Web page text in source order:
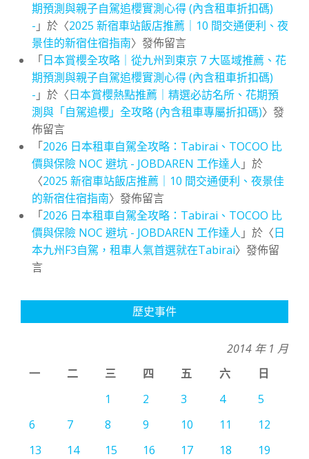
期預測與親子自駕追櫻實測心得 (內含租車折扣碼)
- 」於〈2025 新宿車站飯店推薦｜10 間交通便利、夜
景佳的新宿住宿指南〉發佈留言
「日本賞櫻全攻略｜從九州到東京 7 大區域推薦、花
期預測與親子自駕追櫻實測心得 (內含租車折扣碼)
- 」於〈日本賞櫻熱點推薦｜精選必訪名所、花期預
測與「自駕追櫻」全攻略 (內含租車專屬折扣碼)〉發
佈留言
「2026 日本租車自駕全攻略：Tabirai、TOCOO 比
價與保險 NOC 避坑 - JOBDAREN 工作達人 」於
〈2025 新宿車站飯店推薦｜10 間交通便利、夜景佳
的新宿住宿指南〉發佈留言
「2026 日本租車自駕全攻略：Tabirai、TOCOO 比
價與保險 NOC 避坑 - JOBDAREN 工作達人 」於〈日
本九州F3自駕，租車人氣首選就在Tabirai〉發佈留
言
歷史事件
2014 年 1 月
一
二 三 四 五 六
日
1
2 3 4
5
6
7 8 9 10 11
12
13
14 15 16 17 18
19